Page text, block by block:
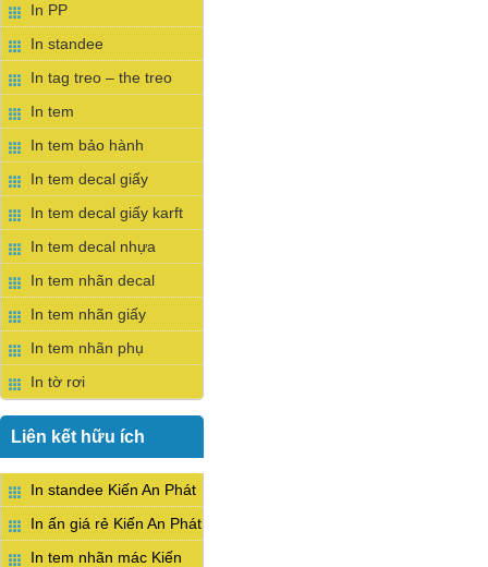
In PP
In standee
In tag treo – the treo
In tem
In tem bảo hành
In tem decal giấy
In tem decal giấy karft
In tem decal nhựa
In tem nhãn decal
In tem nhãn giấy
In tem nhãn phụ
In tờ rơi
Liên kết hữu ích
In standee Kiến An Phát
In ấn giá rẻ Kiến An Phát
In tem nhãn mác Kiến